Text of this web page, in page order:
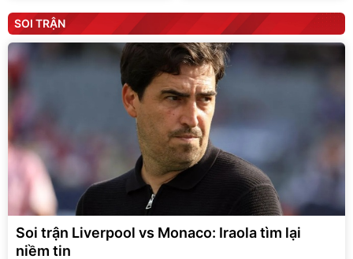
SOI TRẬN
Soi trận Liverpool vs Monaco: Iraola tìm lại
niềm tin